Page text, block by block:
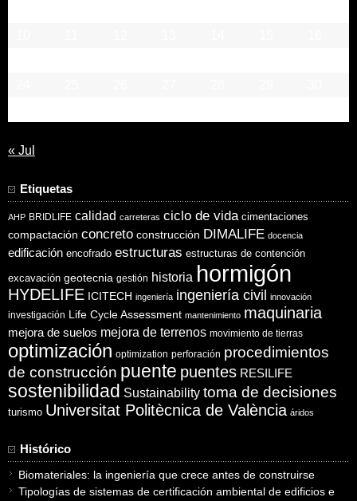
« Jul
Etiquetas
AHP BRIDLIFE calidad carreteras ciclo de vida cimentaciones
compactación concreto construcción DIMALIFE docencia
edificación encofrado estructuras estructuras de contención
excavación geotecnia gestión historia hormigón
HYDELIFE ICITECH ingeniería ingeniería civil innovación
investigación Life Cycle Assessment mantenimiento maquinaria
mejora de suelos mejora de terrenos movimiento de tierras
optimización optimization perforación procedimientos
de construcción puente puentes RESILIFE
sostenibilidad Sustainability toma de decisiones
turismo Universitat Politècnica de València áridos
Histórico
Biomateriales: la ingeniería que crece antes de construirse
Tipologías de sistemas de certificación ambiental de edificios e